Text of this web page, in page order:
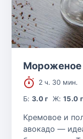
Мороженое
2 ч. 30 мин.
Б:3.0 г Ж: 15.0 г
Кремовое и
авокадо —